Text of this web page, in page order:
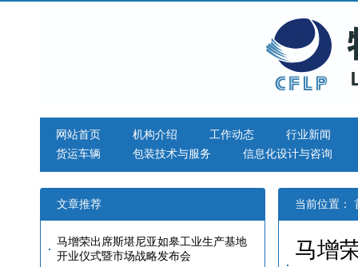
网站首页 机构介绍 工作动态
行业新闻
货运车辆
包装技术与服务 信息化设计与咨询
文章推荐
马增荣出席斯堪尼亚如皋工业生产基地
开业仪式暨市场战略发布会
当前位置：
马增